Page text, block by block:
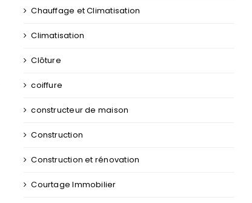
Chauffage et Climatisation
Climatisation
Clôture
coiffure
constructeur de maison
Construction
Construction et rénovation
Courtage Immobilier